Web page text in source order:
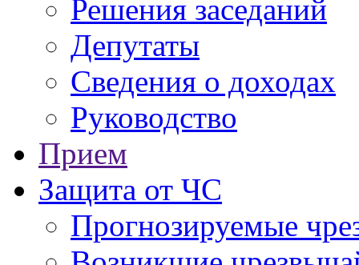
Решения заседаний
Депутаты
Сведения о доходах
Руководство
Прием
Защита от ЧС
Прогнозируемые